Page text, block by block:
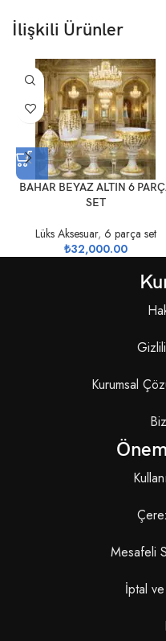
İlişkili Ürünler
BAHAR BEYAZ ALTIN 6
SET
Lüks Aksesuar, 6 parça set
₺32,000.00
Kurumsal
Mesafeli
İptal